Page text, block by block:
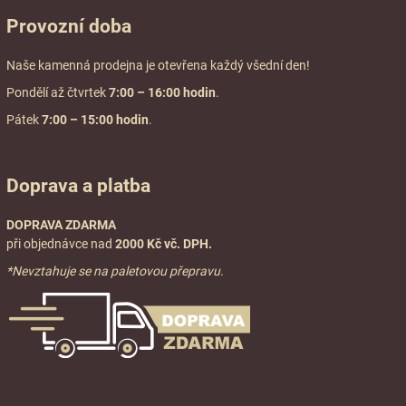
Provozní doba
Naše kamenná prodejna je otevřena každý všední den!
Pondělí až čtvrtek7:00 – 16:00 hodin.
Pátek7:00 – 15:00 hodin.
Doprava a platba
DOPRAVA ZDARMA
při objednávce nad 2000 Kč vč. DPH.
*Nevztahuje se na paletovou přepravu.